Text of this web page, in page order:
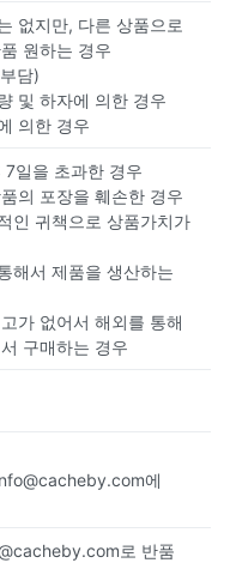
없지만, 다른 상품으로
원하는 경우
담)
및 하자에 의한 경우
의한 경우
일을 초과한 경우
의 포장을 훼손한 경우
인 귀책으로 상품가치가
해서 제품을 생산하는
가 없어서 해외를 통해
구매하는 경우
에
로 반품